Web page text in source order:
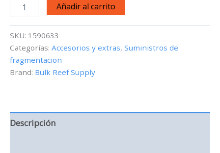
Large
SPS
Coral
Cutter
cantidad
Añadir al carrito
SKU: 1590633
Categorías: Accesorios y extras, Suministros de
fragmentacion
Brand: Bulk Reef Supply
Descripción